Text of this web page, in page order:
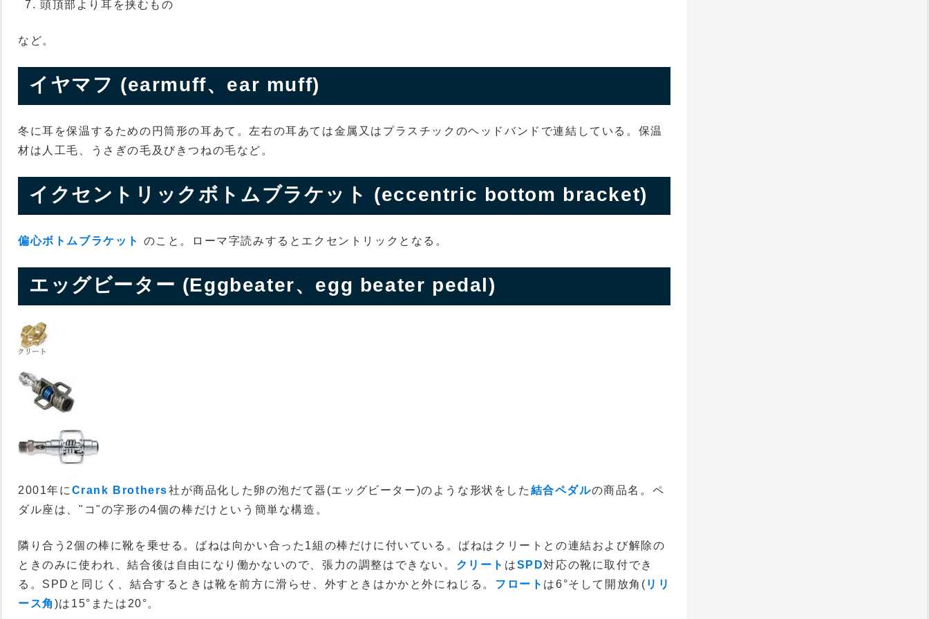
頭頂部より耳を挟むもの
など。
イヤマフ (earmuff、ear muff)
冬に耳を保温するための円筒形の耳あて。左右の耳あては金属又はプラスチックのヘッドバンドで連結している。保温
材は人工毛、うさぎの毛及びきつねの毛など。
イクセントリックボトムブラケット (eccentric bottom bracket)
偏心ボトムブラケット のこと。ローマ字読みするとエクセントリックとなる。
エッグビーター (Eggbeater、egg beater pedal)
2001年に Crank Brothers社が商品化した卵の泡だて器(エッグビーター)のような形状をした 結合ペダルの商品名。ペ
ダル座は、"コ"の字形の4個の棒だけという簡単な構造。
隣り合う2個の棒に靴を乗せる。ばねは向かい合った1組の棒だけに付いている。ばねはクリートとの連結および解除の
ときのみに使われ、結合後は自由になり働かないので、張力の調整はできない。 クリート はSPD対応の靴に取付でき
る。SPDと同じく、結合するときは靴を前方に滑らせ、外すときはかかと外にねじる。 フロート は6°そして開放角( リリ
ース角 )は15°または20°。